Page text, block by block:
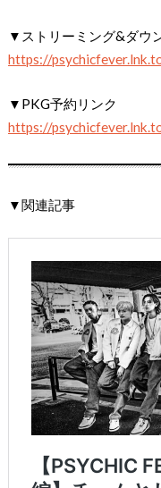
▼ストリーミング&ダウ
https://
▼PKG予約リンク
https://
▼関連記事